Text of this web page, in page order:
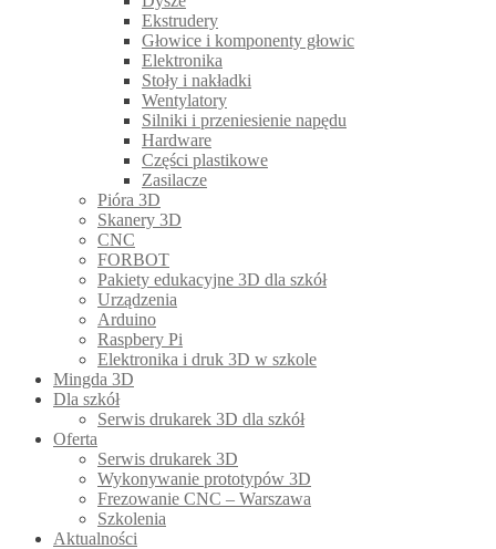
Ekstrudery
Głowice i komponenty głowic
Elektronika
Stoły i nakładki
Wentylatory
Silniki i przeniesienie napędu
Hardware
Części plastikowe
Zasilacze
Pióra 3D
Skanery 3D
CNC
FORBOT
Pakiety edukacyjne 3D dla szkół
Urządzenia
Arduino
Raspbery Pi
Elektronika i druk 3D w szkole
Mingda 3D
Dla szkół
Serwis drukarek 3D dla szkół
Oferta
Serwis drukarek 3D
Wykonywanie prototypów 3D
Frezowanie CNC – Warszawa
Szkolenia
Aktualności